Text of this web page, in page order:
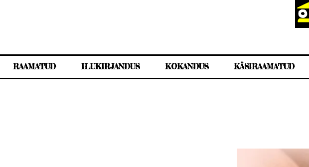
RAAMATUD ILUKIRJANDUS KOKANDUS KÄSIRAAMATUD